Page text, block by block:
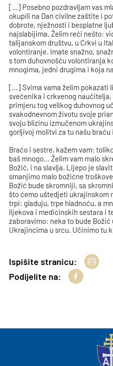
[…] Posebno pozdravljam vas
okupili na Dan civilne zaštite i
dobrote, nježnosti i besplatne
najslabijima. Želim reći nešto:
talijanskom društvu, u Crkvi u
volontiranje. Imate snažno,
s tom duhovnošću volontiranja
mnogima, jedni drugima i koja
[…] Svima vama želim pokazati
svećenika i crkvenog
primjeru tog velikog duhovnog
svakodnevnom životu svoje
svoju blizinu izmučenom
gorljivoj molitvi za tu našu
Braćo i sestre, kažem vam:
baš mnogo… Želim vam malo
Božić, i na slavlja. Lijepo je
smanjimo malo božićne
Božić bude skromniji, sa
što ćemo uštedjeti ukrajinskom
trpi: gladuju, trpe hladnoću, a
lijekova i medicinskih sestara i
zaboravimo: neka to bude Božić
Ukrajincima u srcu. Učinimo tu
Ispišite stranicu:
Podijelite na: